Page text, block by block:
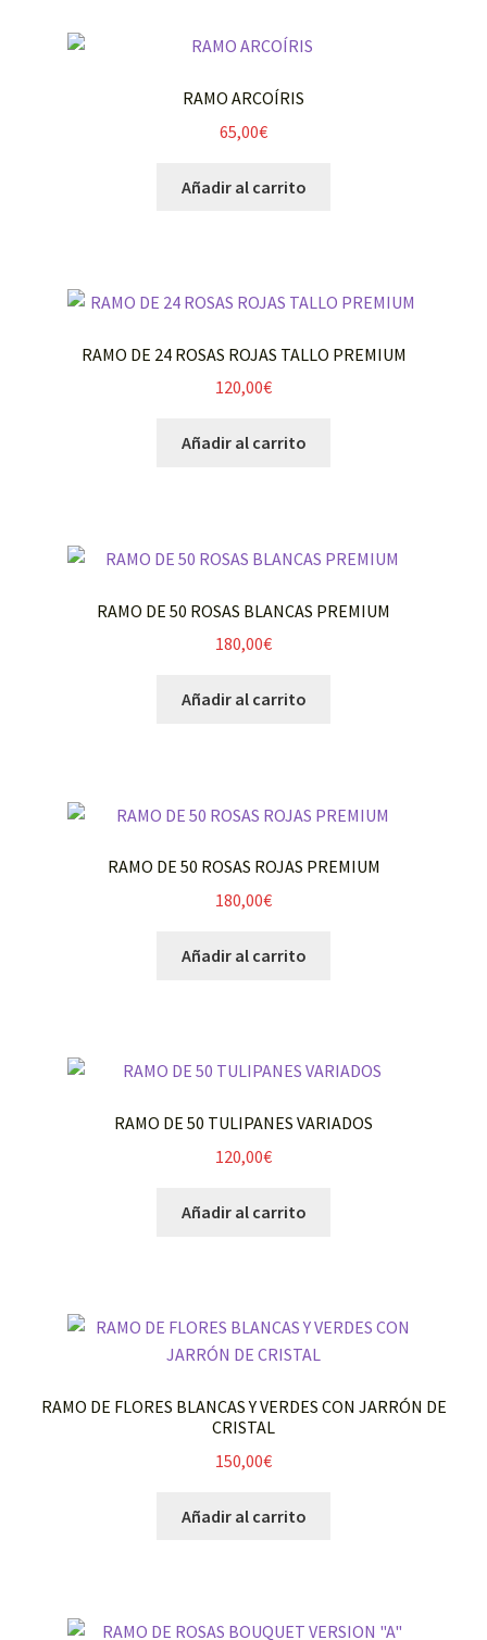
RAMO ARCOÍRIS
65,00€
Añadir al carrito
RAMO DE 24 ROSAS ROJAS TALLO PREMIUM
120,00€
Añadir al carrito
RAMO DE 50 ROSAS BLANCAS PREMIUM
180,00€
Añadir al carrito
RAMO DE 50 ROSAS ROJAS PREMIUM
180,00€
Añadir al carrito
RAMO DE 50 TULIPANES VARIADOS
120,00€
Añadir al carrito
RAMO DE FLORES BLANCAS Y VERDES CON JARRÓN DE
CRISTAL
150,00€
Añadir al carrito